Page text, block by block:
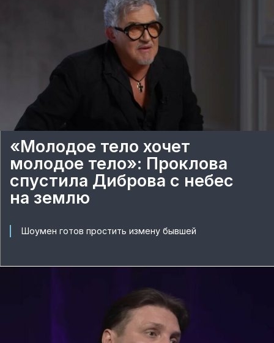
«Молодое тело хочет
молодое тело»: Проклова
спустила Диброва с небес
на землю
Шоумен готов простить измену бывшей